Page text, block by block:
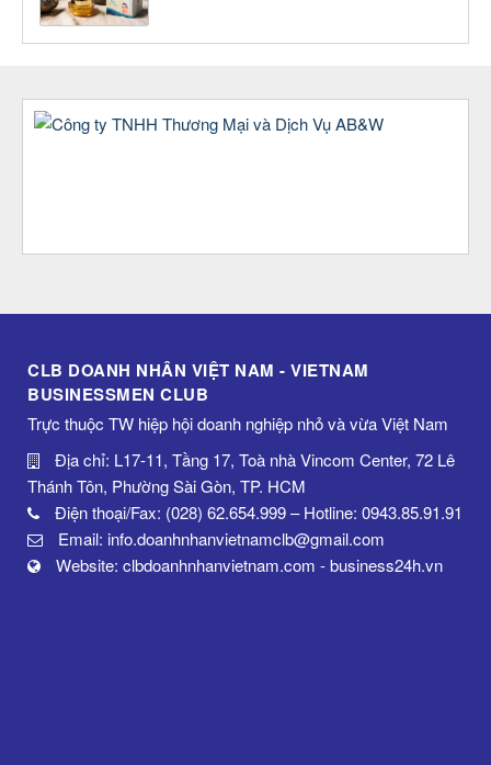
CLB DOANH NHÂN VIỆT NAM - VIETNAM
BUSINESSMEN CLUB
Trực thuộc TW hiệp hội doanh nghiệp nhỏ và vừa Việt Nam
Địa chỉ: L17-11, Tầng 17, Toà nhà Vincom Center, 72 Lê
Thánh Tôn, Phường Sài Gòn, TP. HCM
Điện thoại/Fax: (028) 62.654.999 – Hotline: 0943.85.91.91
Email: info.doanhnhanvietnamclb@gmail.com
Website: clbdoanhnhanvietnam.com - business24h.vn